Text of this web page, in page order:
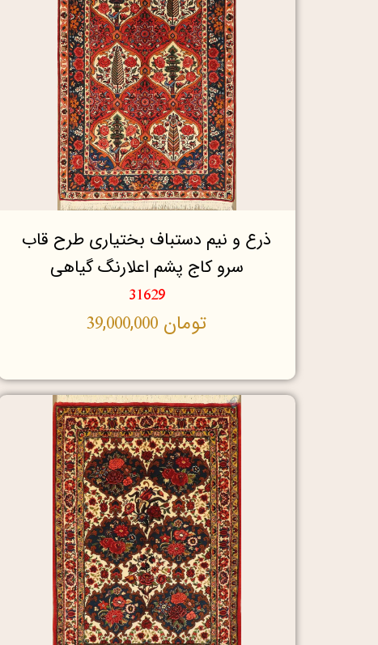
ذرع و نیم دستباف بختیاری طرح قاب
سرو کاج پشم اعلارنگ گیاهی
31629
تومان